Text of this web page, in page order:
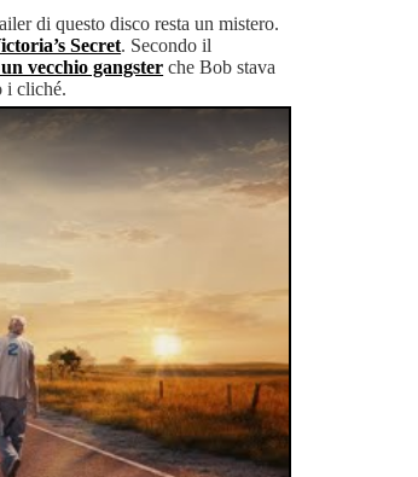
di questo disco resta un mistero.
Secret. Secondo il
vecchio gangster che Bob stava
i cliché.